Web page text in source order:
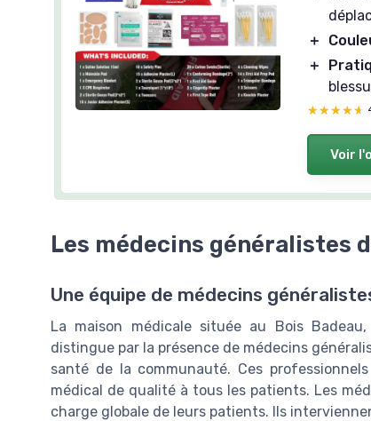
＋
＋
★★★★★
★★★★★
Voir
Les médecins généralistes
Une équipe de médecins
La maison médicale située au Bois
distingue par la présence de médecins
santé de la communauté. Ces
médical de qualité à tous les patients. Les
charge globale de leurs patients. Ils